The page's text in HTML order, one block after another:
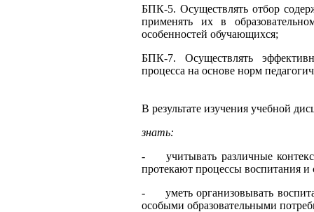
БПК-5. Осуществлять отбор
применять их в
особенностей обучающихся;
БПК-7. Осуществлять
процесса на основе норм
В результате изучения учебной
знать:
- учитывать различные
протекают процессы воспитания и
- уметь организовывать
особыми образовательными